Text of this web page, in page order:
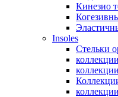
Кинезио
Insoles
Стельки